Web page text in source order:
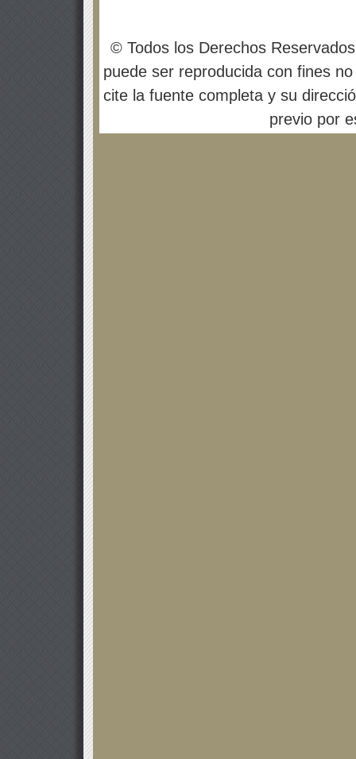
© Todos los Derechos
puede ser reproducida con fines
cite la fuente completa y su
previo por